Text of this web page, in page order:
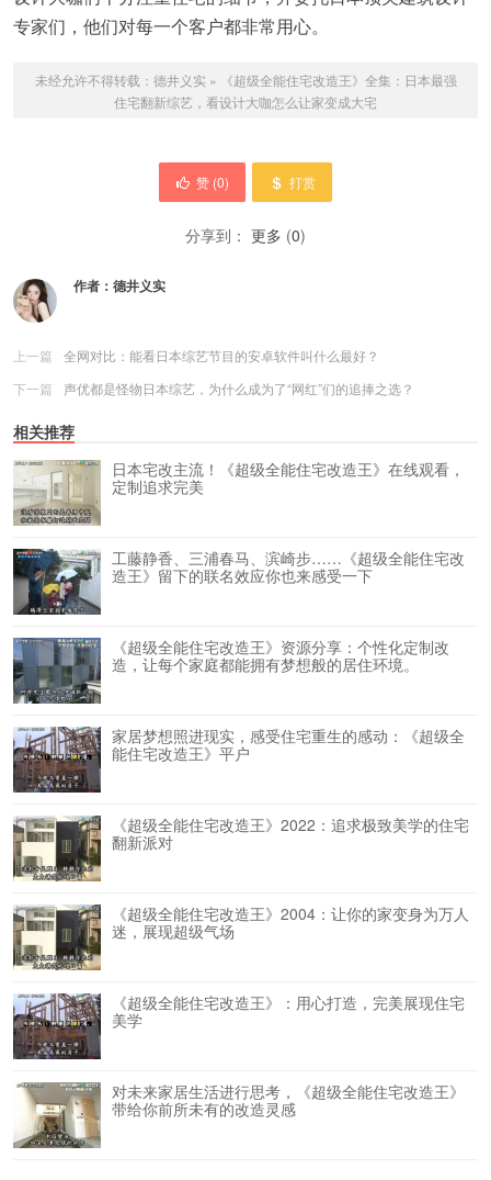
专家们，他们对每一个客户都非常用心。
未经允许不得转载： 德井义实 »
《超级全能住宅改造王》全集：日本最强
住宅翻新综艺，看设计大咖怎么让家变成大宅
赞 (0) 打赏
分享到： 更多 (0)
作者： 德井义实
上一篇
全网对比：能看日本综艺节目的安卓软件叫什么最好？
下一篇
声优都是怪物日本综艺，为什么成为了“网红”们的追捧之选？
相关推荐
日本宅改主流！《超级全能住宅改造王》在线观看，
定制追求完美
工藤静香、三浦春马、滨崎步……《超级全能住宅改
造王》留下的联名效应你也来感受一下
《超级全能住宅改造王》资源分享：个性化定制改
造，让每个家庭都能拥有梦想般的居住环境。
家居梦想照进现实，感受住宅重生的感动：《超级全
能住宅改造王》平户
《超级全能住宅改造王》2022：追求极致美学的住宅
翻新派对
《超级全能住宅改造王》2004：让你的家变身为万人
迷，展现超级气场
《超级全能住宅改造王》：用心打造，完美展现住宅
美学
对未来家居生活进行思考，《超级全能住宅改造王》
带给你前所未有的改造灵感